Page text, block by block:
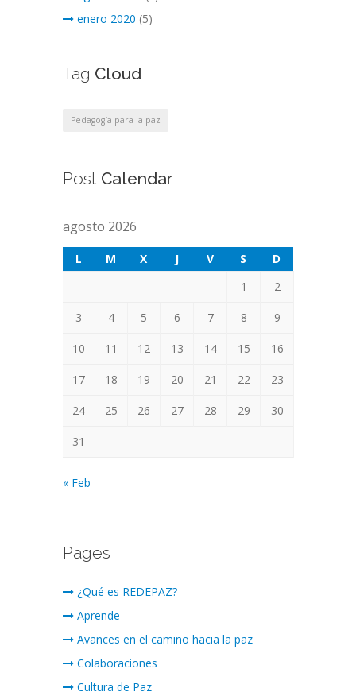
enero 2020 (5)
Tag Cloud
Pedagogía para la paz
Post Calendar
agosto 2026
L M X J V S
D
1
2
3 4 5 6 7 8 9
10 11 12 13 14 15 16
17 18 19 20 21 22 23
24 25 26 27 28 29 30
31
« Feb
Pages
¿Qué es REDEPAZ?
Aprende
Avances en el camino hacia la paz
Colaboraciones
Cultura de Paz